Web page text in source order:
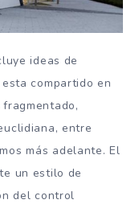
ideas de
compartido en
entre
más adelante. El
un estilo de
del control